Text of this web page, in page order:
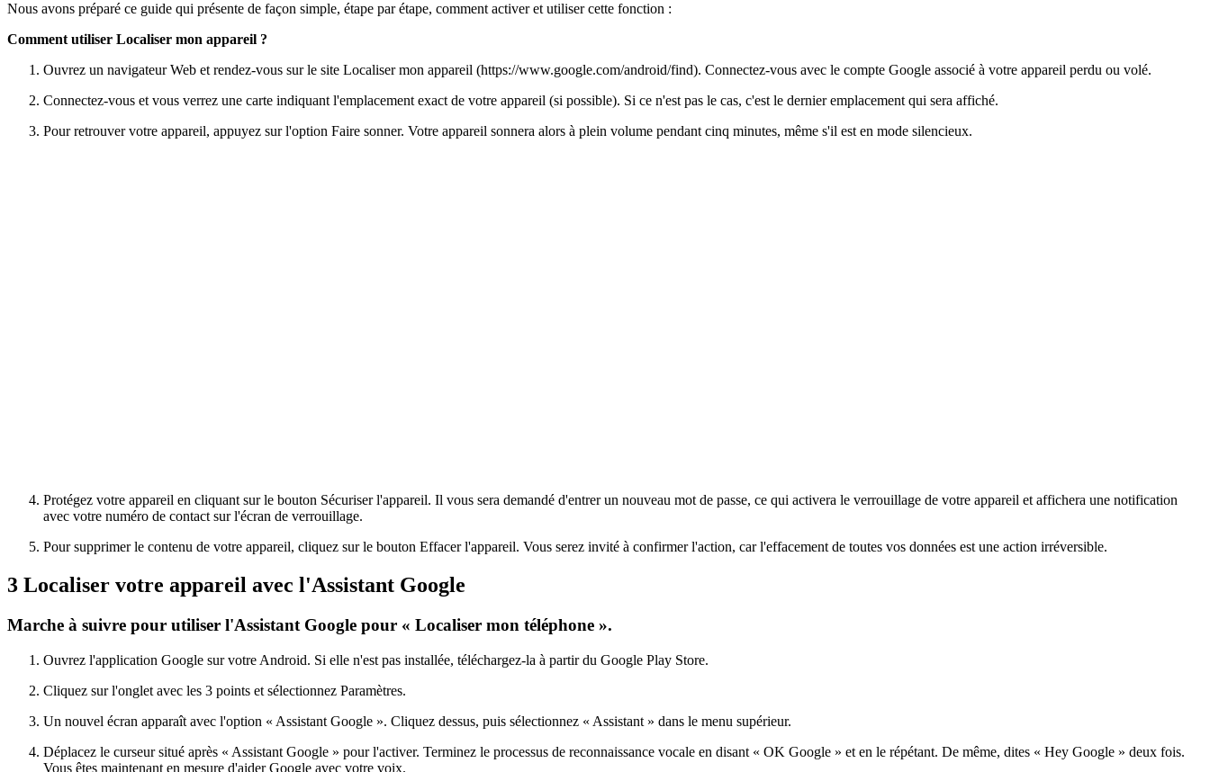
Nous avons préparé ce guide qui présente de façon simple, étape par étape, comment activer et utiliser cette fonction :
Comment utiliser Localiser mon appareil ?
Ouvrez un navigateur Web et rendez-vous sur le site Localiser mon appareil (https://www.google.com/android/find). Connectez-vous avec le compte Google associé à votre appareil perdu ou volé.
Connectez-vous et vous verrez une carte indiquant l'emplacement exact de votre appareil (si possible). Si ce n'est pas le cas, c'est le dernier emplacement qui sera affiché.
Pour retrouver votre appareil, appuyez sur l'option Faire sonner. Votre appareil sonnera alors à plein volume pendant cinq minutes, même s'il est en mode silencieux.
Protégez votre appareil en cliquant sur le bouton Sécuriser l'appareil. Il vous sera demandé d'entrer un nouveau mot de passe, ce qui activera le verrouillage de votre appareil et affichera une notification
avec votre numéro de contact sur l'écran de verrouillage.
Pour supprimer le contenu de votre appareil, cliquez sur le bouton Effacer l'appareil. Vous serez invité à confirmer l'action, car l'effacement de toutes vos données est une action irréversible.
3 Localiser votre appareil avec l'Assistant Google
Marche à suivre pour utiliser l'Assistant Google pour « Localiser mon téléphone ».
Ouvrez l'application Google sur votre Android. Si elle n'est pas installée, téléchargez-la à partir du Google Play Store.
Cliquez sur l'onglet avec les 3 points et sélectionnez Paramètres.
Un nouvel écran apparaît avec l'option « Assistant Google ». Cliquez dessus, puis sélectionnez « Assistant » dans le menu supérieur.
Déplacez le curseur situé après « Assistant Google » pour l'activer. Terminez le processus de reconnaissance vocale en disant « OK Google » et en le répétant. De même, dites « Hey Google » deux fois.
Vous êtes maintenant en mesure d'aider Google avec votre voix.